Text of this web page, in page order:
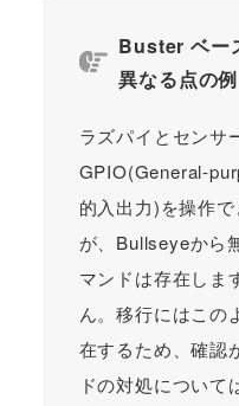
Buster ベー
異なる点の
ラズパイとセンサ
GPIO(General-
的入出力)を操作で
が、Bullseyeから
マンドは存在しま
ん。移行にはこの
在するため、確認
ドの対処について